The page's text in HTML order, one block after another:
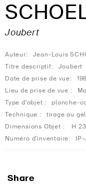
Joubert
Auteur:
Jean-Louis
Titre descriptif:
Joubert
Date de prise de vue:
Lieu de prise de vue :
Type d'objet :
planche-
Technique :
tirage au
Dimensions Objet :
H
Numéro d'inventaire:
Share